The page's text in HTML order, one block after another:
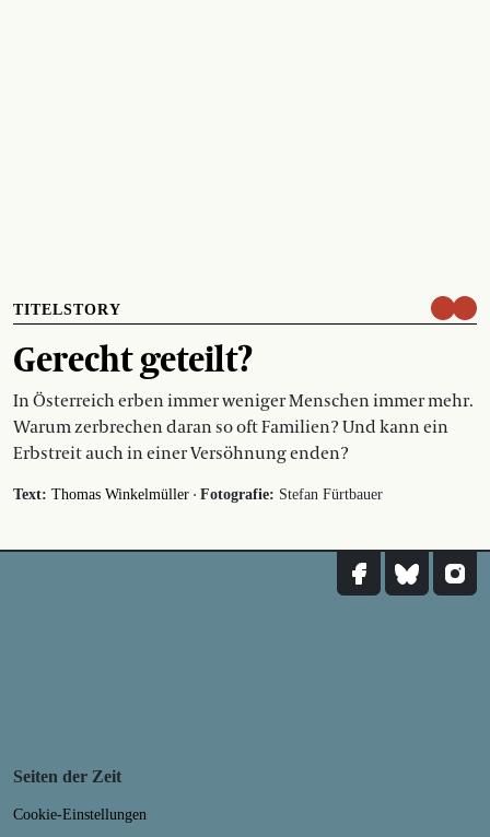
TITELSTORY
Gerecht geteilt?
In Österreich erben immer weniger Menschen immer mehr.
Warum zerbrechen daran so oft Familien? Und kann ein
Erbstreit auch in einer Versöhnung enden?
Text: Thomas Winkelmüller · Fotografie: Stefan Fürtbauer
Seiten der Zeit
Cookie-Einstellungen